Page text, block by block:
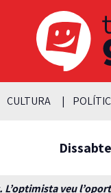
CULTURA
veu